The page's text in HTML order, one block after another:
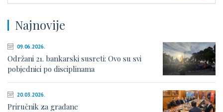
Najnovije
09.06.2026.
Održani 21. bankarski susreti: Ovo su svi
pobjednici po disciplinama
20.03.2026.
Priručnik za građane